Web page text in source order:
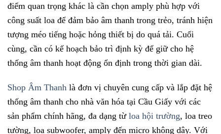
điểm quan trọng khác là cần chọn amply phù hợp với
công suất loa để đảm bảo âm thanh trong trẻo, tránh hiện
tượng méo tiếng hoặc hỏng thiết bị do quá tải. Cuối
cùng, cần có kế hoạch bảo trì định kỳ để giữ cho hệ
thống âm thanh hoạt động ổn định trong thời gian dài.
Shop Âm Thanh là đơn vị chuyên cung cấp và lắp đặt hệ
thống âm thanh cho nhà văn hóa tại Cầu Giấy với các
sản phẩm chính hãng, đa dạng từ loa hội trường, loa treo
tường, loa subwoofer, amply đến micro không dây. Với